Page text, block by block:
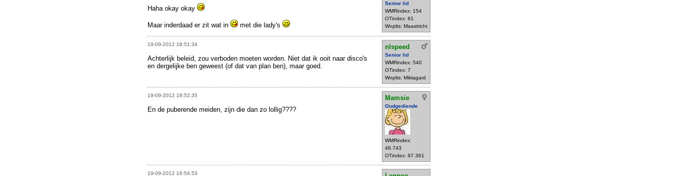
Senior lid
WMRindex: 154
OTindex: 61
Wnplts: Maastricht
Haha okay okay
Maar inderdaad er zit wat in met die lady's
19-09-2012 18:51:34 nlspeed
Senior lid
WMRindex: 540
OTindex: 7
Wnplts: Miklagard
Achterlijk beleid, zou verboden moeten worden. Niet dat ik ooit naar disco's
en dergelijke ben geweest (of dat van plan ben), maar goed.
19-09-2012 18:52:35 Mamsie
Oudgediende
WMRindex:
46.743
OTindex: 97.361
En de puberende meiden, zijn die dan zo lollig????
19-09-2012 18:54:53